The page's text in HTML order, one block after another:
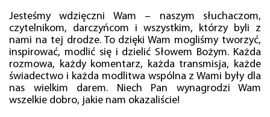
Jesteśmy wdzięczni Wam – naszym słuchaczom,
czytelnikom, darczyńcom i wszystkim, którzy byli z
nami na tej drodze. To dzięki Wam mogliśmy tworzyć,
inspirować, modlić się i dzielić Słowem Bożym. Każda
rozmowa, każdy komentarz, każda transmisja, każde
świadectwo i każda modlitwa wspólna z Wami były dla
nas wielkim darem. Niech Pan wynagrodzi Wam
wszelkie dobro, jakie nam okazaliście!